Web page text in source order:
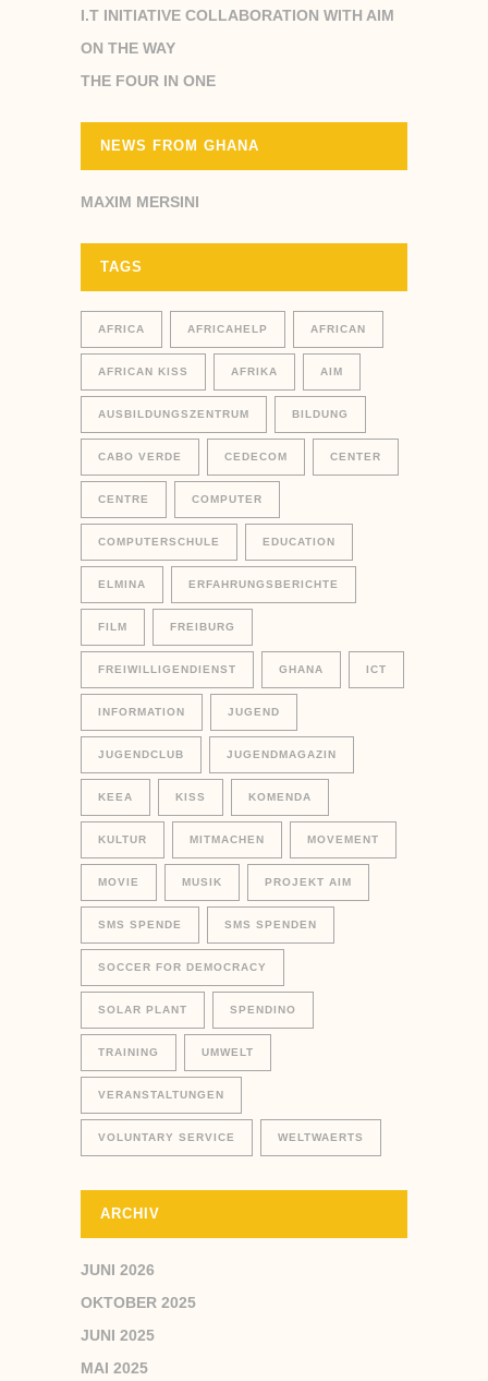
I.T INITIATIVE COLLABORATION WITH AIM
ON THE WAY
THE FOUR IN ONE
NEWS FROM GHANA
MAXIM MERSINI
TAGS
AFRICA AFRICAHELP AFRICAN
AFRICAN KISS AFRIKA AIM
AUSBILDUNGSZENTRUM BILDUNG
CABO VERDE CEDECOM CENTER
CENTRE COMPUTER
COMPUTERSCHULE EDUCATION
ELMINA ERFAHRUNGSBERICHTE
FILM FREIBURG
FREIWILLIGENDIENST GHANA ICT
INFORMATION JUGEND
JUGENDCLUB JUGENDMAGAZIN
KEEA KISS KOMENDA
KULTUR MITMACHEN MOVEMENT
MOVIE MUSIK PROJEKT AIM
SMS SPENDE SMS SPENDEN
SOCCER FOR DEMOCRACY
SOLAR PLANT SPENDINO
TRAINING UMWELT
VERANSTALTUNGEN
VOLUNTARY SERVICE WELTWAERTS
ARCHIV
JUNI 2026
OKTOBER 2025
JUNI 2025
MAI 2025